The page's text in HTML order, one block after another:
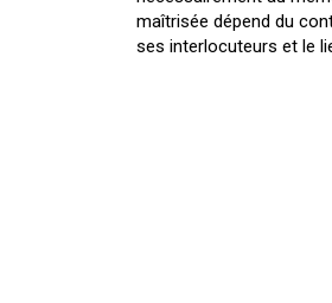
maîtrisée dépend du
ses interlocuteurs et le